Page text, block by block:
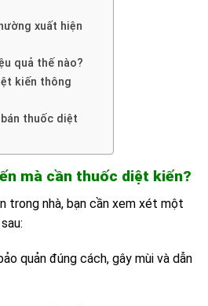
xuất hiện
quả thế nào?
kiến thông
thuốc diệt
mà cần thuốc diệt kiến?
trong nhà, bạn cần xem xét một
quản đúng cách, gây mùi và dẫn